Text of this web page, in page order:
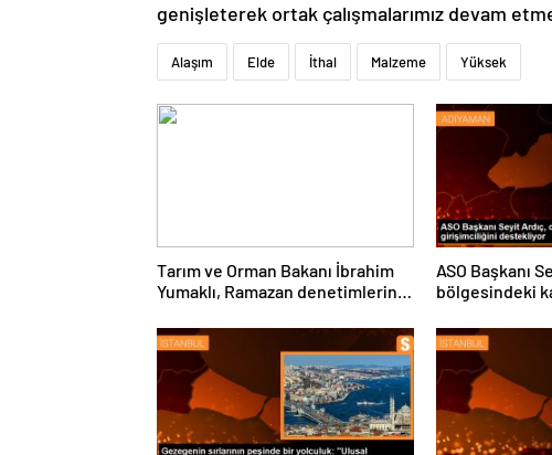
genişleterek ortak çalışmalarımız devam
Alaşım Elde İthal Malzeme Yüksek
Tarım ve Orman Bakanı İbrahim
Yumaklı, Ramazan denetimlerini
ASO Başkanı
bölgesindeki
vurguladı